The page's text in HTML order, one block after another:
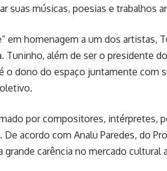
suas músicas, poesias e trabalhos
em homenagem a um dos artistas,
Tuninho, além de ser o presidente
o dono do espaço juntamente com
por compositores, intérpretes,
acordo com Analu Paredes, do
carência no mercado cultural